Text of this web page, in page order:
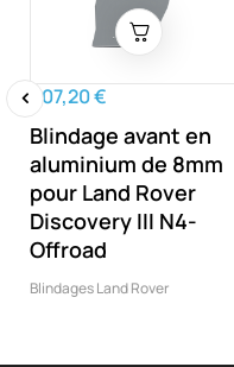
607,20 €
Blindage avant en
aluminium de 8mm
pour Land Rover
Discovery III N4-
Offroad
Blindages Land Rover